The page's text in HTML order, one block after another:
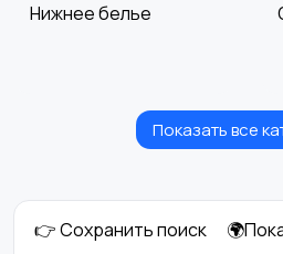
Нижнее белье
Пиджаки и костюмыПоказать все
👉 Сохранить поиск